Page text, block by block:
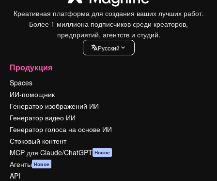
Креативная платформа для создания ваших лучших работ.
Более 1 миллиона подписчиков среди креаторов,
предприятий, агентств и студий.
Pусский
Продукция
Spaces
ИИ-помощник
Генератор изображений ИИ
Генератор видео ИИ
Генератор голоса на основе ИИ
Стоковый контент
MCP для Claude/ChatGPT Новое
Агенты Новое
API